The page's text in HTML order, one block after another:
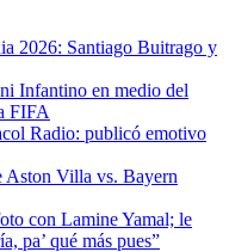
2026: Santiago Buitrago y
Infantino en medio del
FIFA
Radio: publicó emotivo
Aston Villa vs. Bayern
con Lamine Yamal; le
pa’ qué más pues”